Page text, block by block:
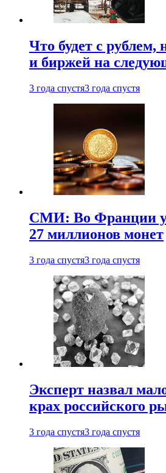
Что будет с рублем,
и биржей на
3 года спустя3 года спустя
СМИ: Во Франции
27 миллионов монет
3 года спустя3 года спустя
Эксперт назвал
крах российского
3 года спустя3 года спустя